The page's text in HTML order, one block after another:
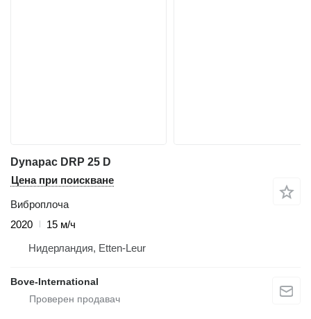
Dynapac DRP 25 D
Цена при поискване
Виброплоча
2020
15 м/ч
Нидерландия, Etten-Leur
Bove-International